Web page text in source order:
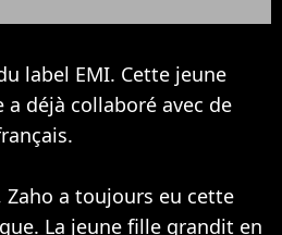
label EMI. Cette jeune
déjà collaboré avec de
Zaho a toujours eu cette
La jeune fille grandit en